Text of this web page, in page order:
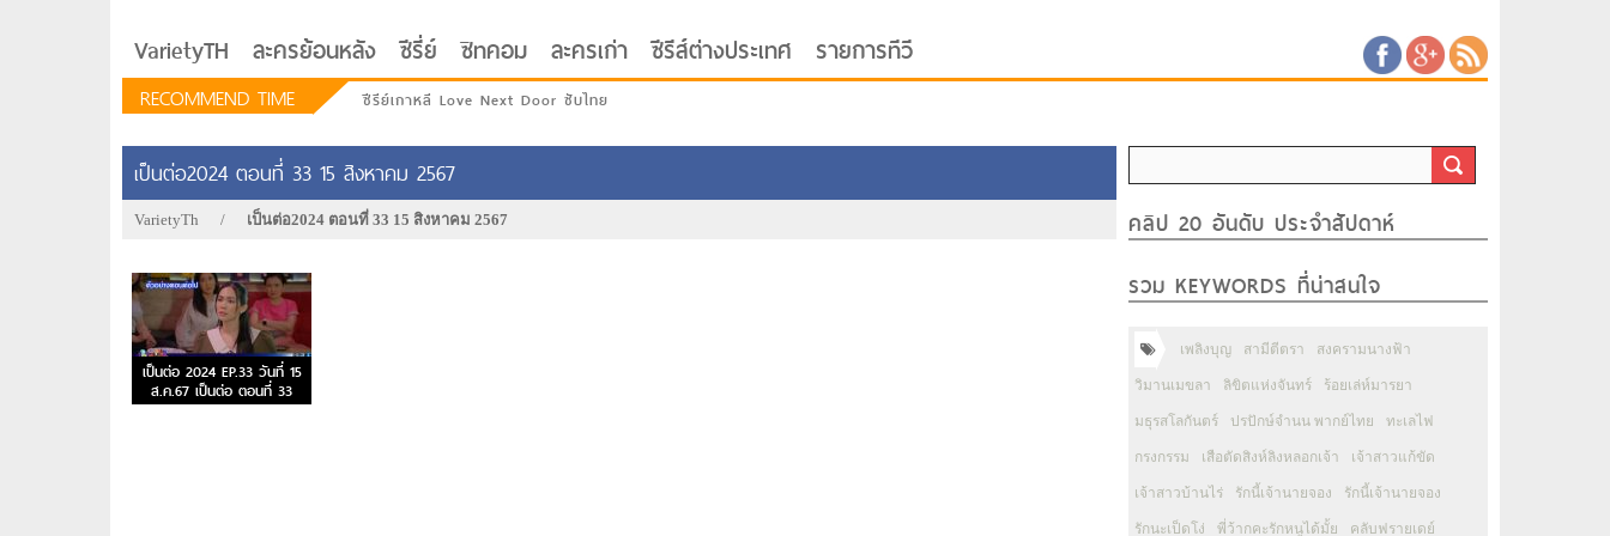
VarietyTH ละครย้อนหลัง ซีรี่ย์ ซิทคอม ละครเก่า ซีรีส์ต่างประเทศ รายการทีวี
RECOMMEND TIME ซีรีย์เกาหลี Love Next Door ซับไทย
เป็นต่อ2024 ตอนที่ 33 15 สิงหาคม 2567
VarietyTh / เป็นต่อ2024 ตอนที่ 33 15 สิงหาคม 2567
เป็นต่อ 2024 EP.33 วันที่ 15
ส.ค.67 เป็นต่อ ตอนที่ 33
คลิป 20 อันดับ ประจำสัปดาห์
รวม KEYWORDS ที่น่าสนใจ
เพลิงบุญ สามีตีตรา สงครามนางฟ้า
วิมานเมขลา ลิขิตแห่งจันทร์ ร้อยเล่ห์มารยา
มธุรสโลกันตร์ ปรปักษ์จำนน พากย์ไทย ทะเลไฟ
กรงกรรม เสือตัดสิงห์ลิงหลอกเจ้า เจ้าสาวแก้ขัด
เจ้าสาวบ้านไร่ รักนี้เจ้านายจอง รักนี้เจ้านายจอง
รักนะเป็ดโง่ พี่ว้ากคะรักหนูได้มั้ย คลับฟรายเดย์